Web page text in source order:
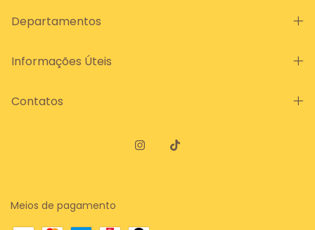
Departamentos
Informações Úteis
Contatos
Meios de pagamento